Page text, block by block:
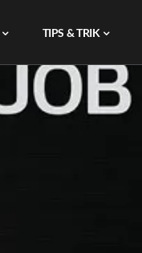
TIPS & TRIK